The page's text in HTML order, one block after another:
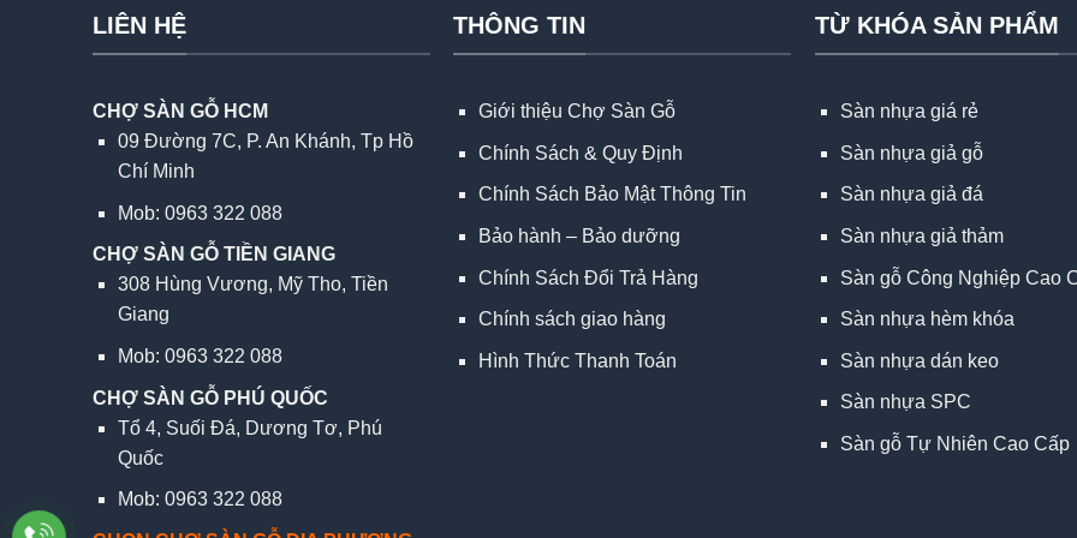
LIÊN HỆ
CHỢ SÀN GỖ HCM
09 Đường 7C, P. An Khánh, Tp Hồ
Chí Minh
Mob: 0963 322 088
CHỢ SÀN GỖ TIỀN GIANG
308 Hùng Vương, Mỹ Tho, Tiền
Giang
Mob: 0963 322 088
CHỢ SÀN GỖ PHÚ QUỐC
Tổ 4, Suối Đá, Dương Tơ, Phú
Quốc
Mob: 0963 322 088
THÔNG TIN
Giới thiệu Chợ Sàn Gỗ
Chính Sách & Quy Định
Chính Sách Bảo Mật Thông Tin
Bảo hành – Bảo dưỡng
Chính Sách Đổi Trả Hàng
Chính sách giao hàng
Hình Thức Thanh Toán
TỪ KHÓA SẢN PHẨM
Sàn nhựa giá rẻ
Sàn nhựa giả gỗ
Sàn nhựa giả đá
Sàn nhựa giả thảm
Sàn gỗ Công Nghiệp Cao
Sàn nhựa hèm khóa
Sàn nhựa dán keo
Sàn nhựa SPC
Sàn gỗ Tự Nhiên Cao Cấp